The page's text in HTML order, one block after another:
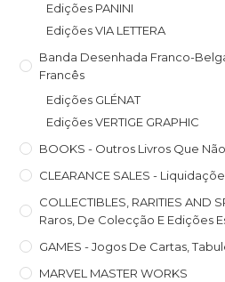
Edições PANINI
Edições VIA LETTERA
Banda Desenhada Franco-
Francês
Edições GLÉNAT
Edições VERTIGE GRAPHIC
BOOKS - Outros Livros Que
CLEARANCE SALES -
COLLECTIBLES, RARITIES AND
Raros, De Colecção E Edições
GAMES - Jogos De Cartas,
MARVEL MASTER WORKS